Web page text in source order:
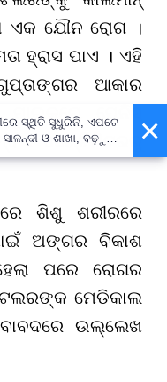
ଏକ ଯୌନ ରୋଗ ।
ହ୍ରାସ ପାଏ । ଏହି
ଆକାର
ପେନିସ୍
୯ ସେଣ୍ଟିମିଟରରୁ
ଶିଶୁ ଶରୀରରେ
ଅଙ୍ଗର ବିକାଶ
ପରେ ରୋଗର
ମେଡିକାଲ
ବାବଦରେ ଉଲ୍ଲେଖ
×
ସ୍ଥିତି ସୁଧୁରିନି, ଏପଟେ
ଓ ଶାଖା, ବଢ଼ୁଛି